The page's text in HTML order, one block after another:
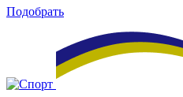
Подобрать